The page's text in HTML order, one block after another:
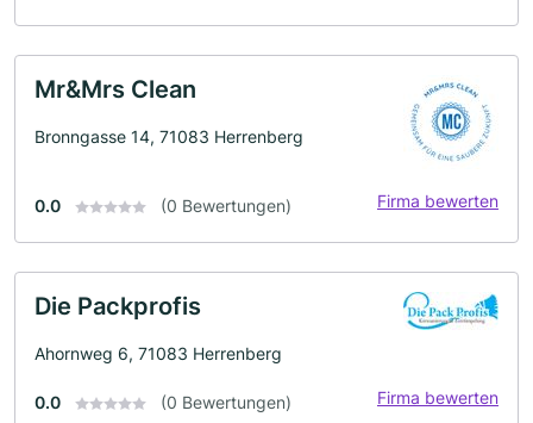
Mr&Mrs Clean
Bronngasse 14, 71083 Herrenberg
0.0 (0 Bewertungen) Firma bewerten
Die Packprofis
Ahornweg 6, 71083 Herrenberg
0.0 (0 Bewertungen) Firma bewerten